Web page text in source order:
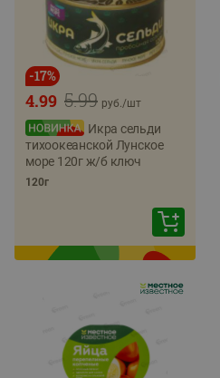
-17%
5.99
4.99 руб./шт
Икра сельди
тихоокеанской Лунское
море 120г ж/б ключ
120г